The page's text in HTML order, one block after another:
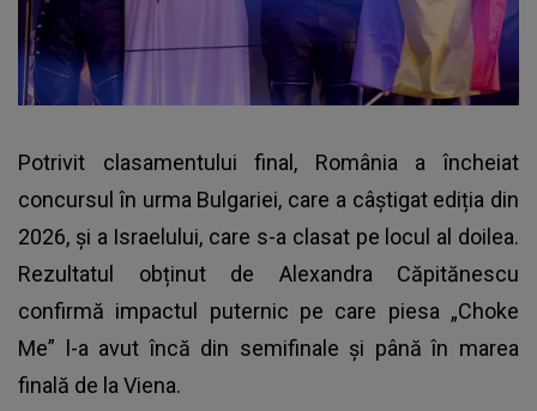
Potrivit clasamentului final, România a încheiat
concursul în urma Bulgariei, care a câștigat ediția din
2026, și a Israelului, care s-a clasat pe locul al doilea.
Rezultatul obținut de Alexandra Căpitănescu
confirmă impactul puternic pe care piesa „Choke
Me” l-a avut încă din semifinale și până în marea
finală de la Viena.